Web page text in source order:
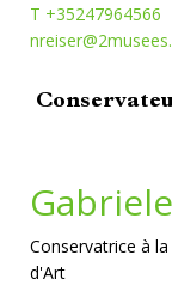
T +35247964566
Conservatrice à
d'Art